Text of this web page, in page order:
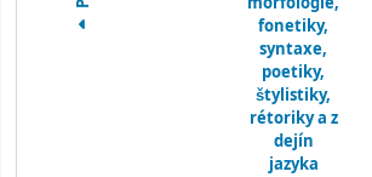
fonetiky,
syntaxe,
poetiky,
štylistiky,
rétoriky a z
dejín
jazyka